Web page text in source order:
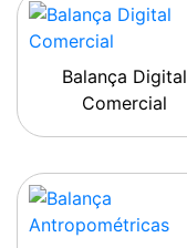
Balança Digital
Comercial